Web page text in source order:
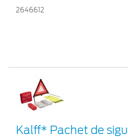
2646612
Kalff* Pachet de